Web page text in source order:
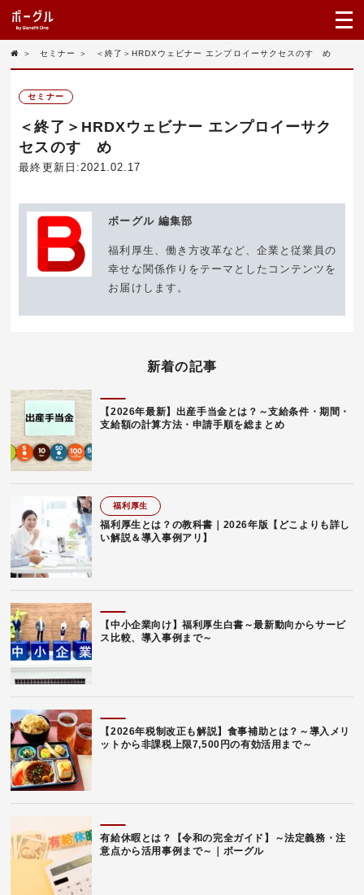
＞ セミナー ＞ ＜終了＞HRDXウェビナー エンプロイーサクセスのすゝめ
セミナー
＜終了＞HRDXウェビナー エンプロイーサク
セスのすゝめ
最終更新日:2021.02.17
ボーグル 編集部
福利厚生、働き方改革など、企業と従業員の
幸せな関係作りをテーマとしたコンテンツを
お届けします。
新着の記事
【2026年最新】出産手当金とは？～支給条件・期間・
支給額の計算方法・申請手順を総まとめ
福利厚生
福利厚生とは？の教科書｜2026年版【どこよりも詳し
い解説＆導入事例アリ】
【中小企業向け】福利厚生白書～最新動向からサービ
ス比較、導入事例まで～
【2026年税制改正も解説】食事補助とは？～導入メリ
ットから非課税上限7,500円の有効活用まで～
有給休暇とは？【令和の完全ガイド】～法定義務・注
意点から活用事例まで～｜ボーグル